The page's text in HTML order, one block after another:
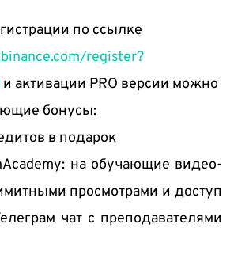
register?
и активации PRO версии можно
бонусы:
в подарок
на обучающие видео-
просмотрами и доступ
чат с преподавателями